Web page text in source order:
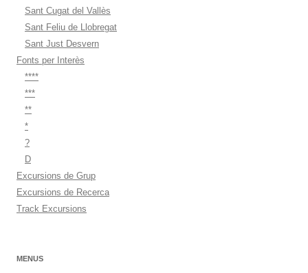
Sant Cugat del Vallès
Sant Feliu de Llobregat
Sant Just Desvern
Fonts per Interès
****
***
**
*
?
D
Excursions de Grup
Excursions de Recerca
Track Excursions
MENUS